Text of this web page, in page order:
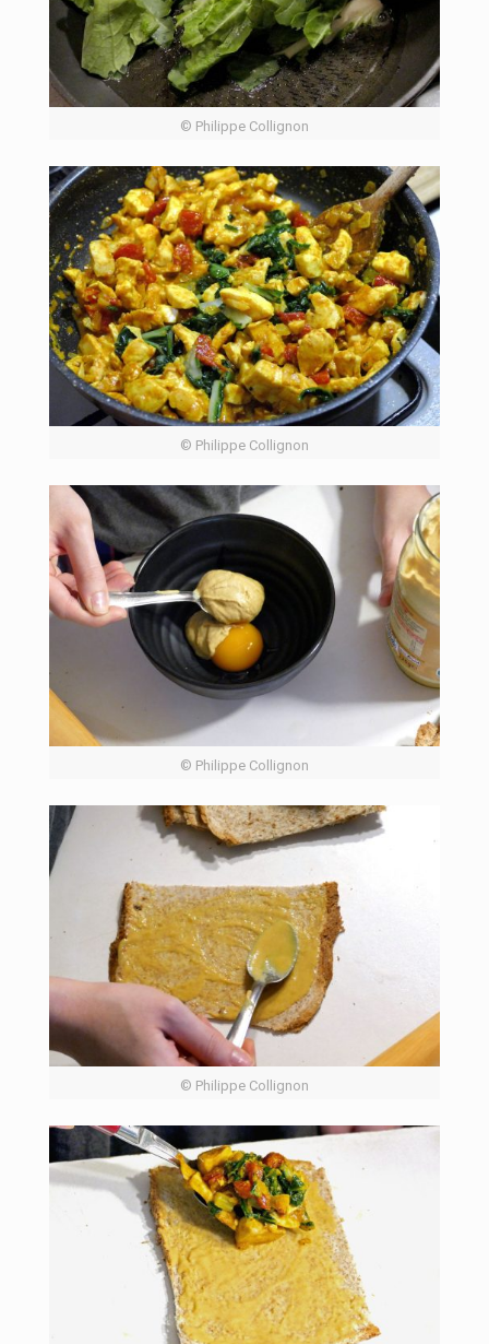
© Philippe Collignon
© Philippe Collignon
© Philippe Collignon
© Philippe Collignon